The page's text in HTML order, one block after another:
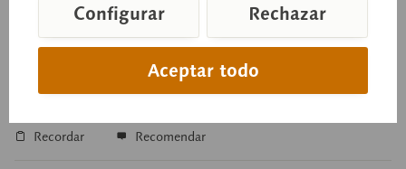
Precio a consultar
Tiempo de entrega a petición
Cesta de consulta
Recordar Recomendar
Aceptar todo
Configurar Rechazar